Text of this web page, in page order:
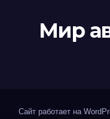
Мир
Сайт работает на